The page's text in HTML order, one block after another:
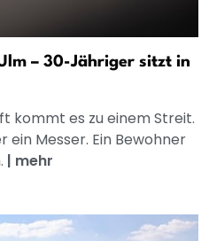
– 30-Jähriger sitzt in
kommt es zu einem Streit.
Messer. Ein Bewohner
| mehr